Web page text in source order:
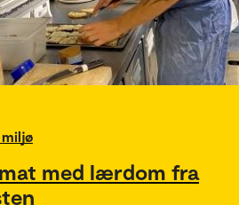
med lærdom fra